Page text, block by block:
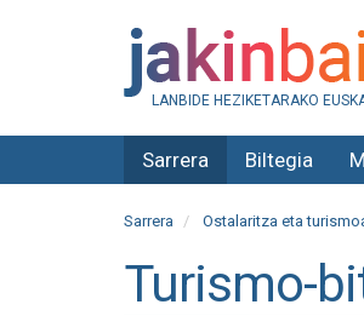
LANBIDE HEZIKETARAKO
Sarrera Biltegia
Sarrera Ostalaritza eta
Turismo-